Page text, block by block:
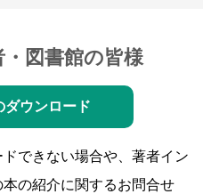
図書館の皆様
ダウンロード
できない場合や、著者イン
の紹介に関するお問合せ